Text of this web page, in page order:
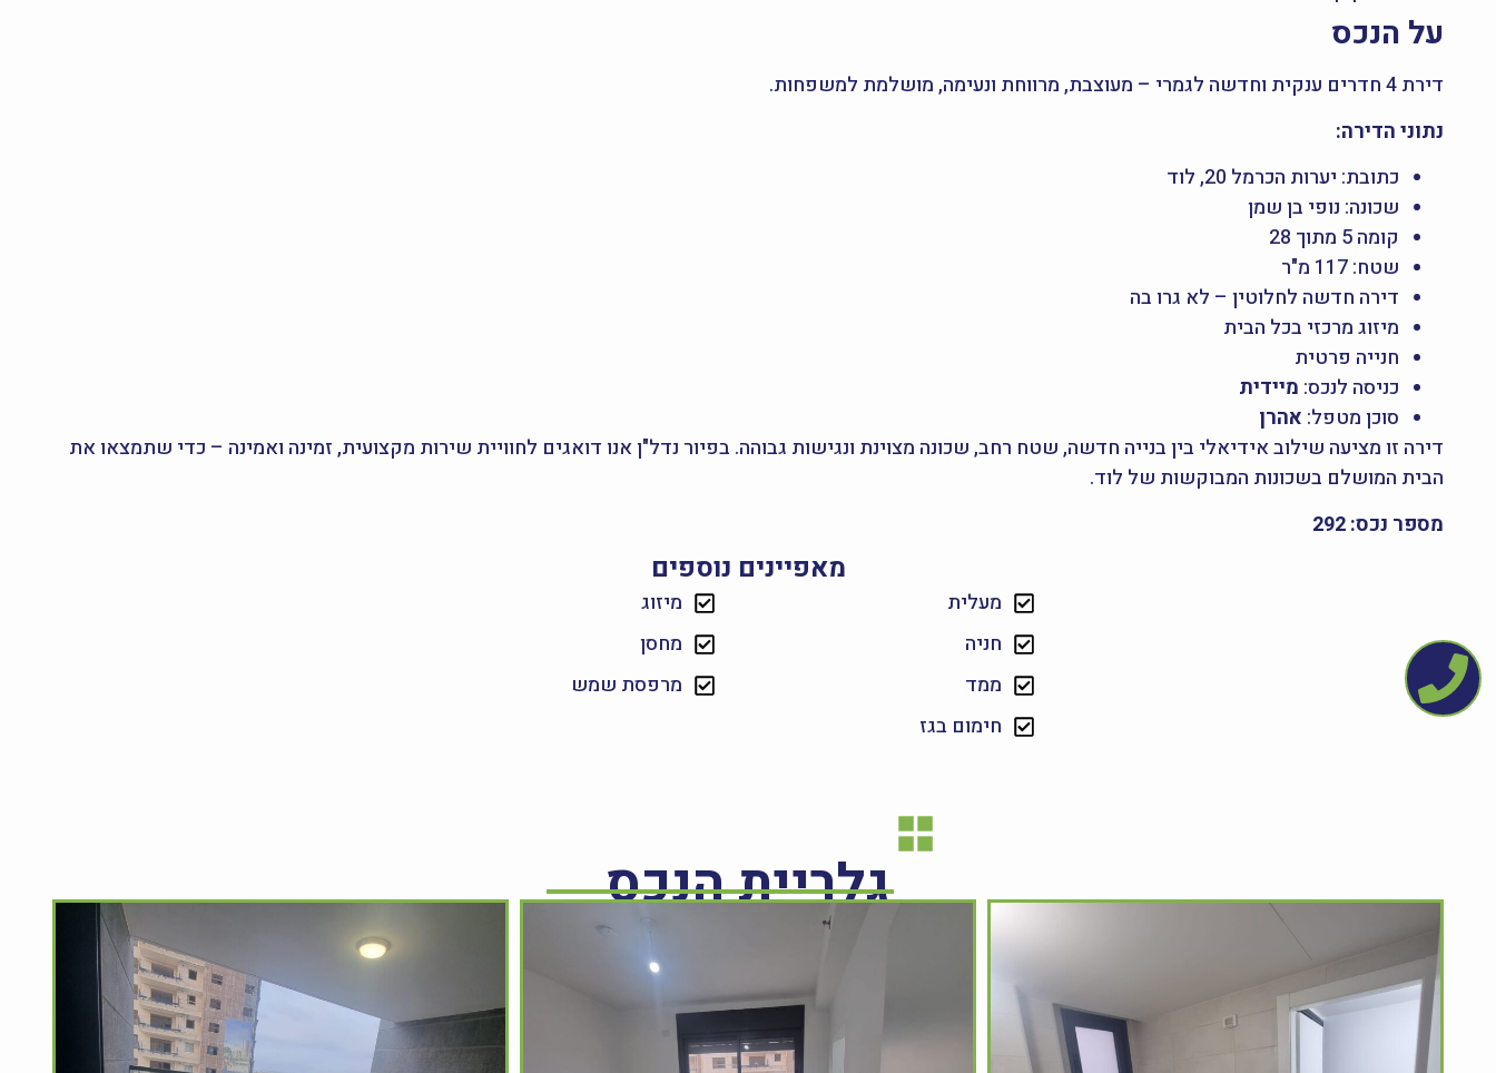
על הנכס
דירת 4 חדרים ענקית וחדשה לגמרי – מעוצבת, מרווחת ונעימה, מושלמת למשפחות.
נתוני הדירה:
כתובת: יערות הכרמל 20, לוד
שכונה: נופי בן שמן
קומה 5 מתוך 28
שטח: 117 מ"ר
דירה חדשה לחלוטין – לא גרו בה
מיזוג מרכזי בכל הבית
חנייה פרטית
כניסה לנכס: מיידית
סוכן מטפל: אהרן
דירה זו מציעה שילוב אידיאלי בין בנייה חדשה, שטח רחב, שכונה מצוינת ונגישות גבוהה. בפיור נדל"ן אנו דואגים לחוויית שירות מקצועית, זמינה ואמינה – כדי שתמצאו את
הבית המושלם בשכונות המבוקשות של לוד.
מספר נכס: 292
מאפיינים נוספים
מעלית
מיזוג
חניה
מחסן
ממד
מרפסת שמש
חימום בגז
גלריית הנכס